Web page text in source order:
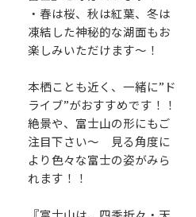
・春は桜、秋は紅葉、冬は
凍結した神秘的な湖面もお
楽しみいただけます～！
本栖ことも近く、一緒に”ド
ライブ”がおすすめです！！
絶景や、富士山の形にもご
注目下さい～ 見る角度に
より色々な富士の姿がみら
れます！！